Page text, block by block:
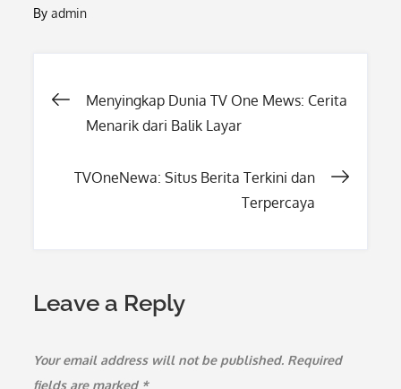
Byadmin
Post
Menyingkap Dunia TV One Mews: Cerita
Menarik dari Balik Layar
TVOneNewa: Situs Berita Terkini dan
Terpercaya
Leave a Reply
Your email address will not be published. Required
fields are marked *